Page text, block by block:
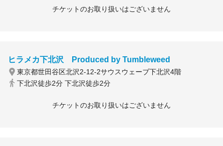
チケットのお取り扱いはございません
ヒラメカ下北沢 Produced by Tumbleweed
東京都世田谷区北沢2-12-2サウスウェーブ下北沢4階
下北沢徒歩2分 下北沢徒歩2分
チケットのお取り扱いはございません